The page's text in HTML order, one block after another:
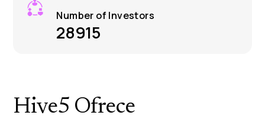
Number of Investors
28915
Hive5 Ofrece